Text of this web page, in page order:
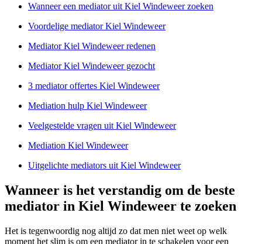
Wanneer een mediator uit Kiel Windeweer zoeken
Voordelige mediator Kiel Windeweer
Mediator Kiel Windeweer redenen
Mediator Kiel Windeweer gezocht
3 mediator offertes Kiel Windeweer
Mediation hulp Kiel Windeweer
Veelgestelde vragen uit Kiel Windeweer
Mediation Kiel Windeweer
Uitgelichte mediators uit Kiel Windeweer
Wanneer is het verstandig om de beste
mediator in Kiel Windeweer te zoeken
Het is tegenwoordig nog altijd zo dat men niet weet op welk
moment het slim is om een mediator in te schakelen voor een